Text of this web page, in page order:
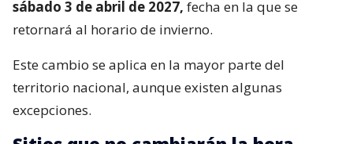
sábado 3 de abril de 2027, fecha en la que se
retornará al horario de invierno.
Este cambio se aplica en la mayor parte del
territorio nacional, aunque existen algunas
excepciones.